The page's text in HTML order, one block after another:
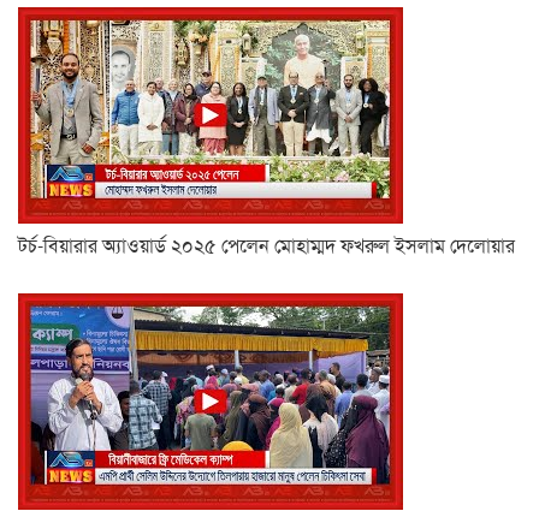
টর্চ-বিয়ারার অ্যাওয়ার্ড ২০২৫ পেলেন মোহাম্মদ ফখরুল ইসলাম দেলোয়ার